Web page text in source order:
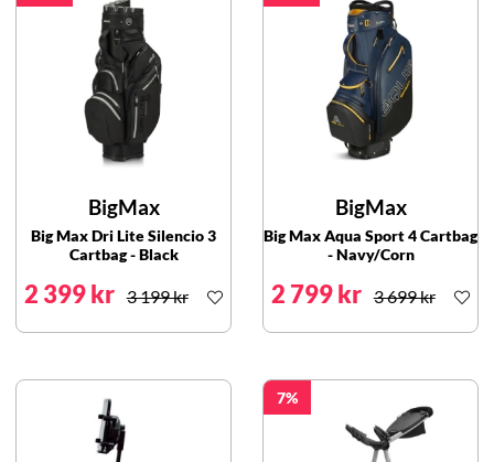
BigMax
Big Max Dri Lite Silencio 3
Cartbag - Black
2 399 kr 3 199 kr
BigMax
Big Max Aqua Sport 4 Cartbag
- Navy/Corn
2 799 kr 3 699 kr
7